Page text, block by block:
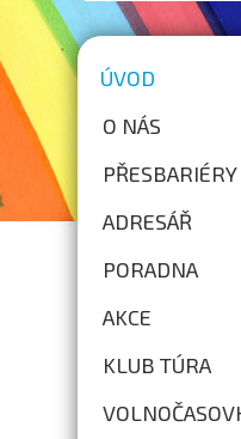
ÚVOD
O NÁS
PŘESBARIÉRY
ADRESÁŘ
PORADNA
AKCE
KLUB TÚRA